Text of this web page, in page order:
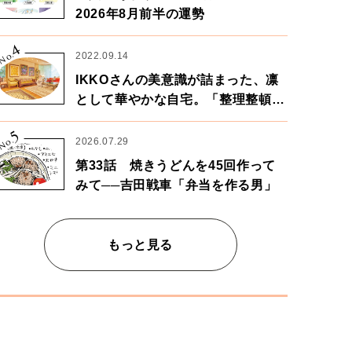
2026年8月前半の運勢
4 2022.09.14
IKKOさんの美意識が詰まった、凛
として華やかな自宅。「整理整頓は
心のリズムが乱されないための作
業」。
5 2026.07.29
第33話 焼きうどんを45回作って
みて──吉田戦車「弁当を作る男」
もっと見る